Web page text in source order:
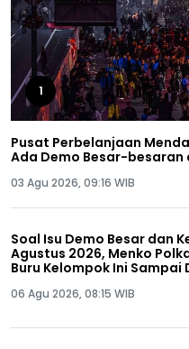
1
Pusat Perbelanjaan
Ada Demo Besar-besaran
03 Agu 2026, 09:16 WIB
Soal Isu Demo Besar dan
Agustus 2026, Menko
Buru Kelompok Ini
06 Agu 2026, 08:15 WIB